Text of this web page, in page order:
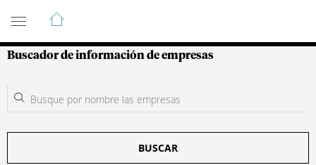
Guía de Empresas Colombianas
Buscador de información de empresas
BUSCAR